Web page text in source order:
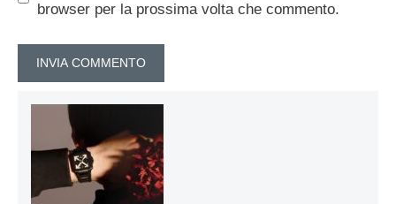
browser per la prossima volta che commento.